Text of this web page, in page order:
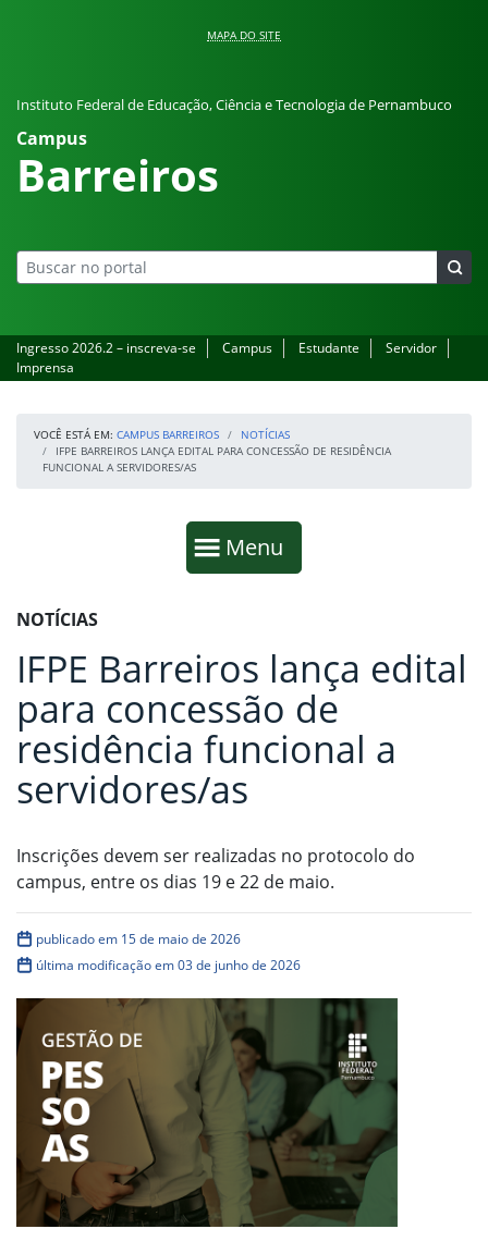
MAPA DO SITE
Instituto Federal de Educação, Ciência e Tecnologia de Pernambuco
Campus
Barreiros
Ingresso 2026.2 – inscreva-se Campus Estudante
Servidor
Imprensa
VOCÊ ESTÁ EM: CAMPUS BARREIROS
NOTÍCIAS
IFPE BARREIROS LANÇA EDITAL PARA CONCESSÃO DE RESIDÊNCIA
FUNCIONAL A SERVIDORES/AS
Mostrar
Menu
Fim da navegação
Início do conteúdo
NOTÍCIAS
IFPE Barreiros lança edital
para concessão de
residência funcional a
servidores/as
Inscrições devem ser realizadas no protocolo do
campus, entre os dias 19 e 22 de maio.
publicado em 15 de maio de 2026
última modificação em 03 de junho de 2026